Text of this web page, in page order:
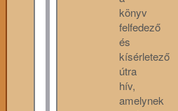
könyv
felfedező
és
kísérletező
útra
hív,
amelynek